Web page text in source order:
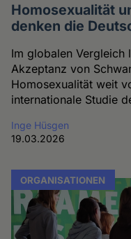
Homosexualität
denken die
Im globalen Vergleich
Akzeptanz von
Homosexualität weit
internationale Studie
Inge Hüsgen
19.03.2026
ORGANISATIONEN